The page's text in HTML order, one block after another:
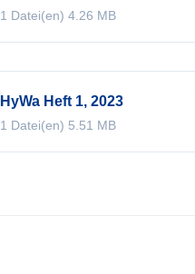
1 Datei(en) 4.26 MB
HyWa Heft 1, 2023
1 Datei(en) 5.51 MB